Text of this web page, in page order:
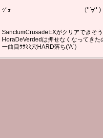
ｳﾞｫ━━━━━━━━━━━━（ﾟ∀
SanctumCrusadeEXがクリアできそ
HoraDeVerdedは押せなくなってき
一曲目ｳｻﾐﾐ穴HARD落ち('A`)